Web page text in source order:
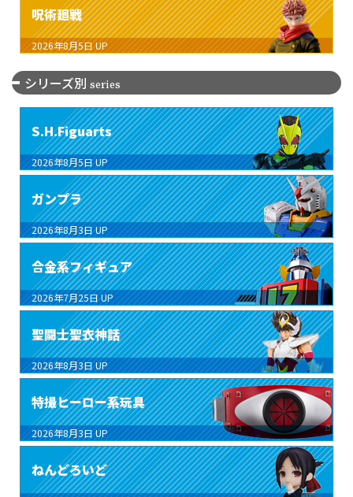
呪術廻戦
2026年8月5日 UP
シリーズ別 series
S.H.Figuarts
2026年8月5日 UP
ガンプラ
2026年8月3日 UP
合金系フィギュア
2026年7月25日 UP
聖闘士聖衣神話
2026年8月3日 UP
特撮ヒーロー系玩具
2026年8月3日 UP
ねんどろいど